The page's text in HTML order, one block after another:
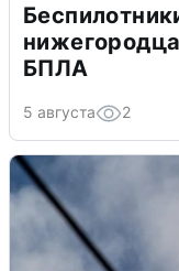
БПЛА
5 августа 2